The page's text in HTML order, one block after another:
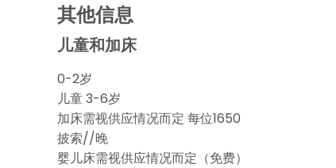
其他信息
儿童和加床
0-2岁
儿童 3-6岁
加床需视供应情况而定 每位1650
披索//晚
婴儿床需视供应情况而定（免费）